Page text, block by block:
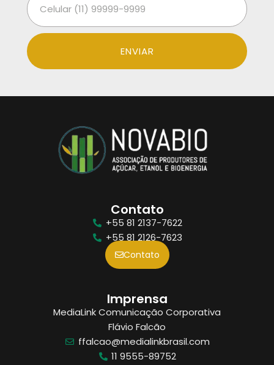
ENVIAR
Contato
+55 81 2137-7622
+55 81 2126-7623
Contato
Imprensa
MediaLink Comunicação Corporativa
Flávio Falcão
ffalcao@medialinkbrasil.com
11 9555-89752